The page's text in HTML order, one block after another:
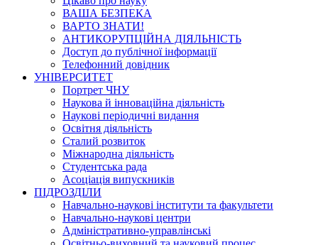
ВАША БЕЗПЕКА
ВАРТО ЗНАТИ!
АНТИКОРУПЦІЙНА ДІЯЛЬНІСТЬ
Доступ до публічної інформації
Телефонний довідник
УНІВЕРСИТЕТ
Портрет ЧНУ
Наукова й інноваційна діяльність
Наукові періодичні видання
Освітня діяльність
Сталий розвиток
Міжнародна діяльність
Студентська рада
Асоціація випускників
ПІДРОЗДІЛИ
Навчально-наукові інститути та факультети
Навчально-наукові центри
Адміністративно-управлінські